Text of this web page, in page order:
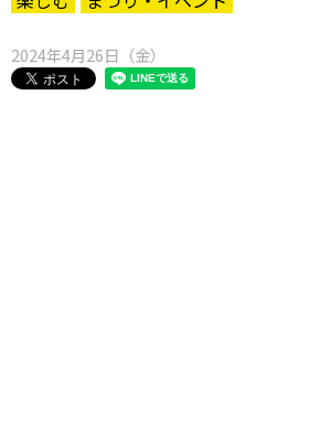
2024年4月26日（金）
観る一覧
桜
花
紅葉